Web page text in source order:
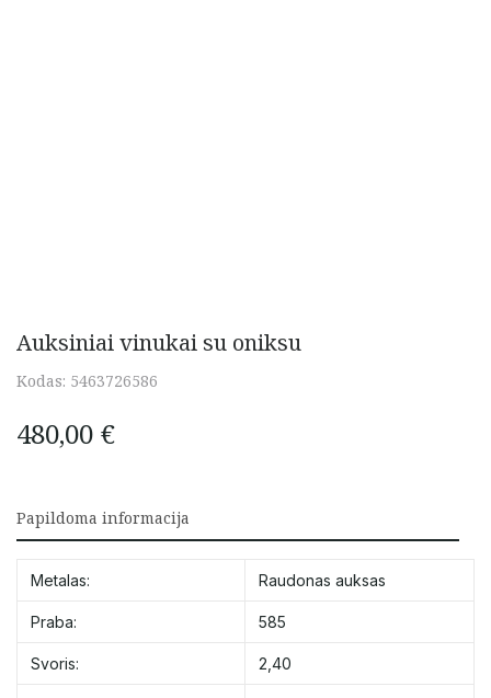
Auksiniai vinukai su oniksu
Kodas: 5463726586
480,00 €
Papildoma informacija
Metalas: Raudonas auksas
Praba: 585
Svoris: 2,40